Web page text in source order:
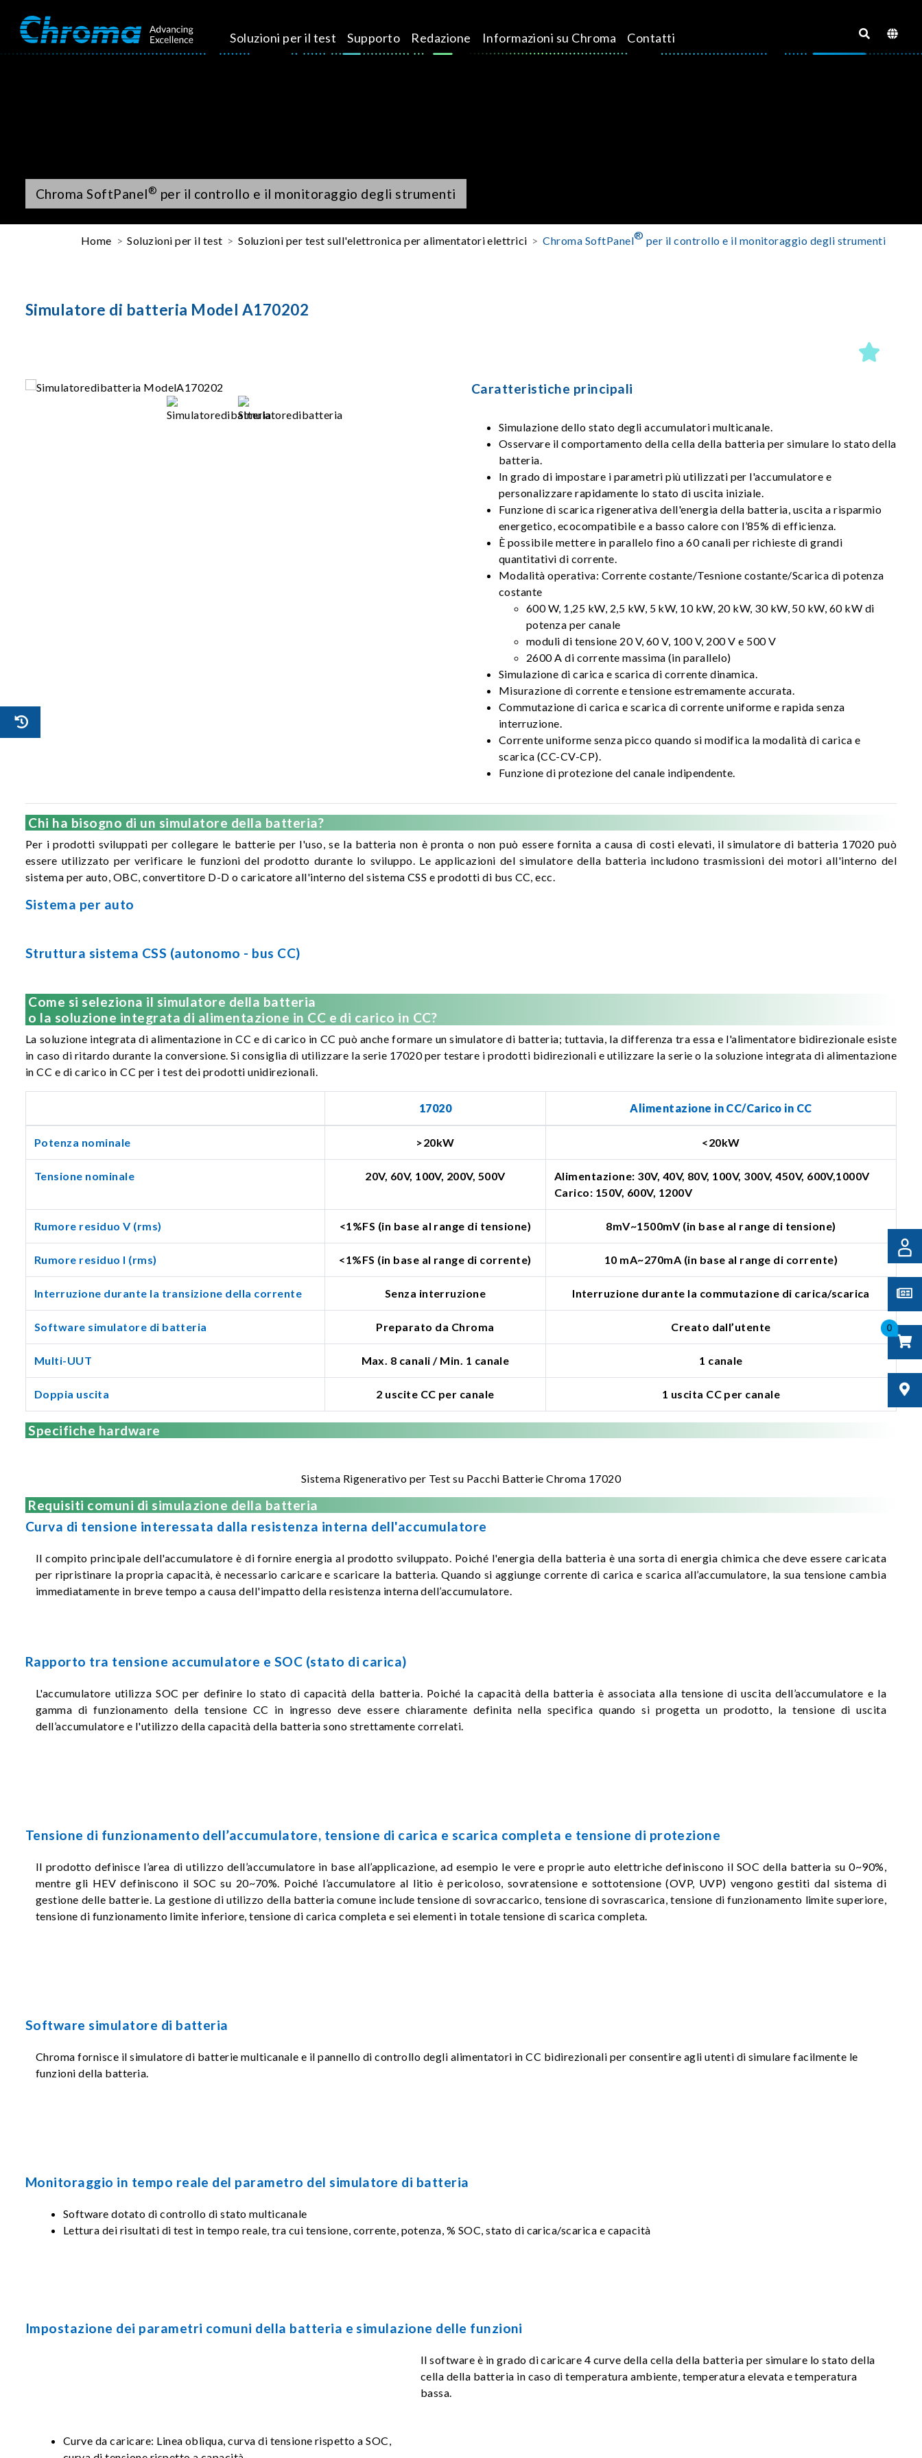
Soluzioni per il test Supporto Redazione Informazioni su Chroma Contatti
0
Chroma SoftPanel® per il controllo e il monitoraggio degli strumenti
Home Soluzioni per il test Soluzioni per test sull'elettronica per alimentatori elettrici Chroma SoftPanel® per il controllo e il monitoraggio degli strumenti
Simulatore di batteria Model A170202
Caratteristiche principali
Simulazione dello stato degli accumulatori multicanale.
Osservare il comportamento della cella della batteria per simulare lo stato della
batteria.
In grado di impostare i parametri più utilizzati per l'accumulatore e
personalizzare rapidamente lo stato di uscita iniziale.
Funzione di scarica rigenerativa dell'energia della batteria, uscita a risparmio
energetico, ecocompatibile e a basso calore con l’85% di efficienza.
È possibile mettere in parallelo fino a 60 canali per richieste di grandi
quantitativi di corrente.
Modalità operativa: Corrente costante/Tesnione costante/Scarica di potenza
costante
600 W, 1,25 kW, 2,5 kW, 5 kW, 10 kW, 20 kW, 30 kW, 50 kW, 60 kW di
potenza per canale
moduli di tensione 20 V, 60 V, 100 V, 200 V e 500 V
2600 A di corrente massima (in parallelo)
Simulazione di carica e scarica di corrente dinamica.
Misurazione di corrente e tensione estremamente accurata.
Commutazione di carica e scarica di corrente uniforme e rapida senza
interruzione.
Corrente uniforme senza picco quando si modifica la modalità di carica e
scarica (CC-CV-CP).
Funzione di protezione del canale indipendente.
Chi ha bisogno di un simulatore della batteria?
Per i prodotti sviluppati per collegare le batterie per l'uso, se la batteria non è pronta o non può essere fornita a causa di costi elevati, il simulatore di batteria 17020 può
essere utilizzato per verificare le funzioni del prodotto durante lo sviluppo. Le applicazioni del simulatore della batteria includono trasmissioni dei motori all'interno del
sistema per auto, OBC, convertitore D-D o caricatore all'interno del sistema CSS e prodotti di bus CC, ecc.
Sistema per auto
Struttura sistema CSS (autonomo - bus CC)
Come si seleziona il simulatore della batteria
o la soluzione integrata di alimentazione in CC e di carico in CC?
La soluzione integrata di alimentazione in CC e di carico in CC può anche formare un simulatore di batteria; tuttavia, la differenza tra essa e l'alimentatore bidirezionale esiste
in caso di ritardo durante la conversione. Si consiglia di utilizzare la serie 17020 per testare i prodotti bidirezionali e utilizzare la serie o la soluzione integrata di alimentazione
in CC e di carico in CC per i test dei prodotti unidirezionali.
17020 Alimentazione in CC/Carico in CC
Potenza nominale >20kW <20kW
Tensione nominale 20V, 60V, 100V, 200V, 500V
Alimentazione: 30V, 40V, 80V, 100V, 300V, 450V, 600V,1000V
Carico: 150V, 600V, 1200V
Rumore residuo V (rms) <1%FS (in base al range di tensione) 8mV~1500mV (in base al range di tensione)
Rumore residuo I (rms) <1%FS (in base al range di corrente) 10 mA~270mA (in base al range di corrente)
Interruzione durante la transizione della corrente Senza interruzione Interruzione durante la commutazione di carica/scarica
Software simulatore di batteria Preparato da Chroma Creato dall’utente
Multi-UUT Max. 8 canali / Min. 1 canale 1 canale
Doppia uscita 2 uscite CC per canale 1 uscita CC per canale
Specifiche hardware
Sistema Rigenerativo per Test su Pacchi Batterie Chroma 17020
Requisiti comuni di simulazione della batteria
Curva di tensione interessata dalla resistenza interna dell'accumulatore
Il compito principale dell'accumulatore è di fornire energia al prodotto sviluppato. Poiché l'energia della batteria è una sorta di energia chimica che deve essere caricata
per ripristinare la propria capacità, è necessario caricare e scaricare la batteria. Quando si aggiunge corrente di carica e scarica all’accumulatore, la sua tensione cambia
immediatamente in breve tempo a causa dell'impatto della resistenza interna dell’accumulatore.
Rapporto tra tensione accumulatore e SOC (stato di carica)
L'accumulatore utilizza SOC per definire lo stato di capacità della batteria. Poiché la capacità della batteria è associata alla tensione di uscita dell’accumulatore e la
gamma di funzionamento della tensione CC in ingresso deve essere chiaramente definita nella specifica quando si progetta un prodotto, la tensione di uscita
dell’accumulatore e l'utilizzo della capacità della batteria sono strettamente correlati.
Tensione di funzionamento dell’accumulatore, tensione di carica e scarica completa e tensione di protezione
Il prodotto definisce l’area di utilizzo dell’accumulatore in base all’applicazione, ad esempio le vere e proprie auto elettriche definiscono il SOC della batteria su 0~90%,
mentre gli HEV definiscono il SOC su 20~70%. Poiché l’accumulatore al litio è pericoloso, sovratensione e sottotensione (OVP, UVP) vengono gestiti dal sistema di
gestione delle batterie. La gestione di utilizzo della batteria comune include tensione di sovraccarico, tensione di sovrascarica, tensione di funzionamento limite superiore,
tensione di funzionamento limite inferiore, tensione di carica completa e sei elementi in totale tensione di scarica completa.
Software simulatore di batteria
Chroma fornisce il simulatore di batterie multicanale e il pannello di controllo degli alimentatori in CC bidirezionali per consentire agli utenti di simulare facilmente le
funzioni della batteria.
Monitoraggio in tempo reale del parametro del simulatore di batteria
Software dotato di controllo di stato multicanale
Lettura dei risultati di test in tempo reale, tra cui tensione, corrente, potenza, % SOC, stato di carica/scarica e capacità
Impostazione dei parametri comuni della batteria e simulazione delle funzioni
Il software è in grado di caricare 4 curve della cella della batteria per simulare lo stato della
cella della batteria in caso di temperatura ambiente, temperatura elevata e temperatura
bassa.
Curve da caricare: Linea obliqua, curva di tensione rispetto a SOC,